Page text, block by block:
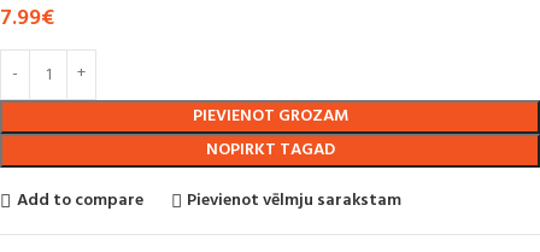
7.99€
PIEVIENOT GROZAM
NOPIRKT TAGAD
Add to compare
Pievienot vēlmju sarakstam